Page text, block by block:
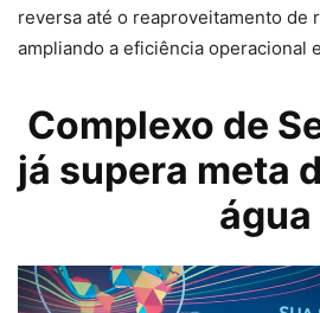
reversa até o reaproveitamento de
ampliando a eficiência operacional
Complexo de
já supera meta
água